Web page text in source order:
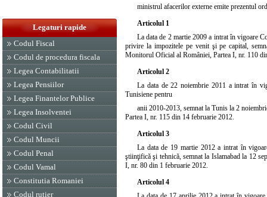
Legaturi rapide
Codul Fiscal
Codul de procedura fiscala
Legea Contabilitatii
Legea Pensiilor
Legea Finantelor Publice
Legea Insolventei
Codul Civil
Codul Muncii
Codul Penal
Codul Vamal
Constitutia Romaniei
Codul rutier
ministrul afacerilor externe emite prezentul
Articolul 1
La data de 2 martie 2009 a intrat în vigoare
privire la impozitele pe venit şi pe capital,
Monitorul Oficial al României, Partea I, nr. 110
Articolul 2
La data de 22 noiembrie 2011 a intrat în
Tunisiene pentru
anii 2010-2013, semnat la Tunis la 2
Partea I, nr. 115 din 14 februarie 2012.
Articolul 3
La data de 19 martie 2012 a intrat în
ştiinţifică şi tehnică, semnat la Islamabad la 12
I, nr. 80 din 1 februarie 2012.
Articolul 4